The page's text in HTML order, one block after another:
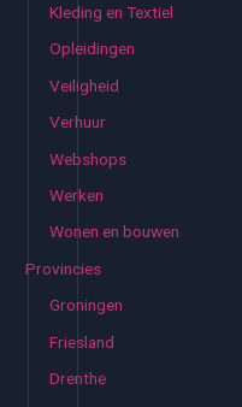
Kleding en Textiel
Opleidingen
Veiligheid
Verhuur
Webshops
Werken
Wonen en bouwen
Provincies
Groningen
Friesland
Drenthe